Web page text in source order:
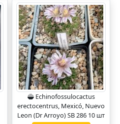
Echinofossulocactus
erectocentrus, Mexicó, Nuevo
Leon (Dr Arroyo) SB 286 10 шт